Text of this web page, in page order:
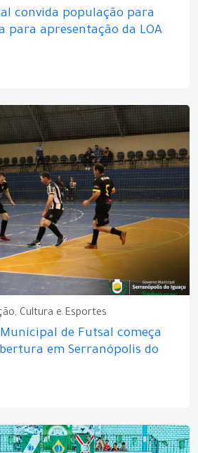
convida população para
para apresentação da LOA
Cultura e Esportes
de Futsal começa
em Serranópolis do